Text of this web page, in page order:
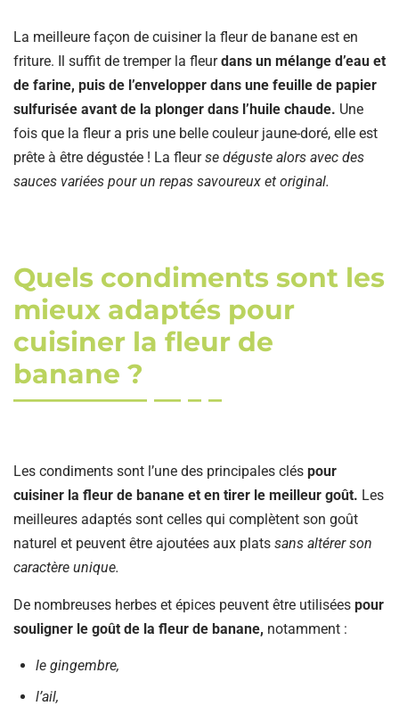
La meilleure façon de cuisiner la fleur de banane est en
friture. Il suffit de tremper la fleurdans un mélange d’eau et
de farine, puis de l’envelopper dans une feuille de papier
sulfurisée avant de la plonger dans l’huile chaude. Une
fois que la fleur a pris une belle couleur jaune-doré, elle est
prête à être dégustée ! La fleurse déguste alors avec des
sauces variées pour un repas savoureux et original.
Quels condiments sont les
mieux adaptés pour
cuisiner la fleur de
banane ?
Les condiments sont l’une des principales clés pour
cuisiner la fleur de banane et en tirer le meilleur goût. Les
meilleures adaptés sont celles qui complètent son goût
naturel et peuvent être ajoutées aux plats sans altérer son
caractère unique.
De nombreuses herbes et épices peuvent être utilisées pour
souligner le goût de la fleur de banane, notamment :
le gingembre,
l’ail,